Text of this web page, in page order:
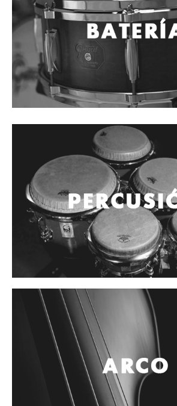
Consolas mezcladoras
Procesadores y efectos
Monitores de estudio
Interfaz para grabación
Audífonos y monitoreo personal
Instalaciones y publicidad
Controladores
Tornamesa
Mezcladora
Audifonos
Accesorios
Luces y Escenario
Luces Led